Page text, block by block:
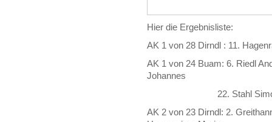
Hier die Ergebnisliste:
AK 1 von 28 Dirndl : 11.
AK 1 von 24 Buam: 6. Riedl
Johannes
22. Stahl
AK 2 von 23 Dirndl: 2.